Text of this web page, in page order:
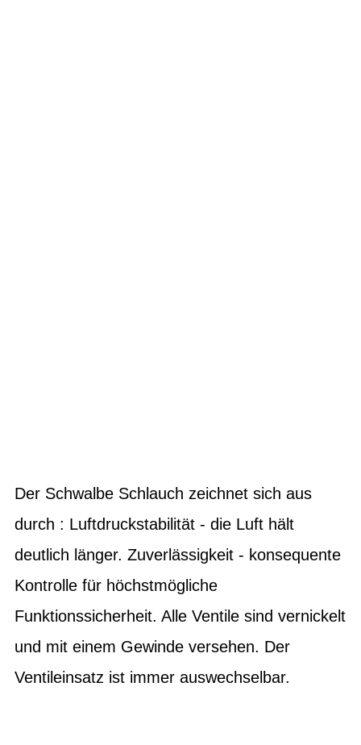
Der Schwalbe Schlauch zeichnet sich aus
durch : Luftdruckstabilität - die Luft hält
deutlich länger. Zuverlässigkeit - konsequente
Kontrolle für höchstmögliche
Funktionssicherheit. Alle Ventile sind vernickelt
und mit einem Gewinde versehen. Der
Ventileinsatz ist immer auswechselbar.